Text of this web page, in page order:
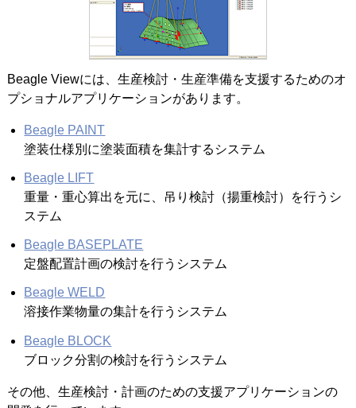
Beagle Viewには、生産検討・生産準備を支援するためのオ
プショナルアプリケーションがあります。
Beagle PAINT
塗装仕様別に塗装面積を集計するシステム
Beagle LIFT
重量・重心算出を元に、吊り検討（揚重検討）を行うシ
ステム
Beagle BASEPLATE
定盤配置計画の検討を行うシステム
Beagle WELD
溶接作業物量の集計を行うシステム
Beagle BLOCK
ブロック分割の検討を行うシステム
その他、生産検討・計画のための支援アプリケーションの